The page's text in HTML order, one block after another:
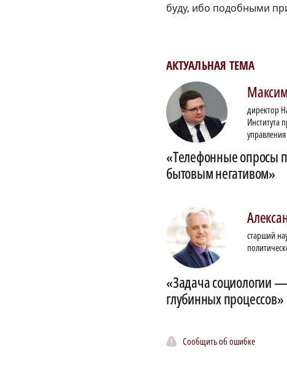
буду, ибо подобными
АКТУАЛЬНАЯ ТЕМА
Максим
директор
Института
управления
«Телефонные опросы
бытовым негативом»
старший
«Задача социологии
глубинных процессов»
Сообщить об ошибке